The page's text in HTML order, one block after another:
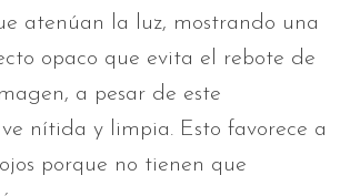
atenúan la luz, mostrando una
opaco que evita el rebote de
a pesar de este
nítida y limpia. Esto favorece a
porque no tienen que